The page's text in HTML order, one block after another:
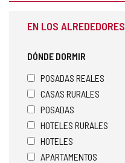
EN LOS ALREDEDORES
DÓNDE DORMIR
POSADAS REALES
CASAS RURALES
POSADAS
HOTELES RURALES
HOTELES
APARTAMENTOS